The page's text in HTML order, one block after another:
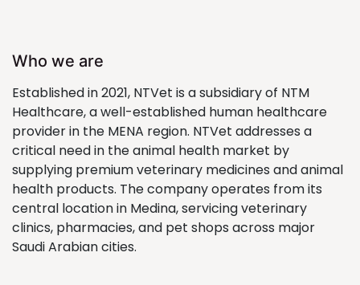
Who we are
Established in 2021, NTVet is a subsidiary of NTM
Healthcare, a well-established human healthcare
provider in the MENA region. NTVet addresses a
critical need in the animal health market by
supplying premium veterinary medicines and animal
health products. The company operates from its
central location in Medina, servicing veterinary
clinics, pharmacies, and pet shops across major
Saudi Arabian cities.